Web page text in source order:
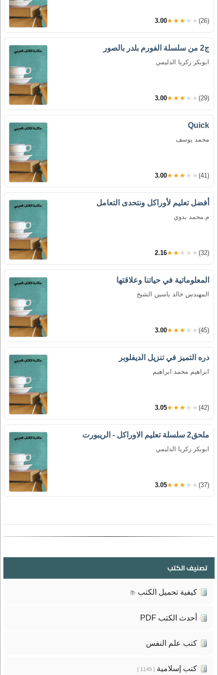
3.00★★★★★ (26)
ج2 من سلسلة الفورم بلدر بالصور
ابوبكر زكريا الدليمي
3.00★★★★★ (29)
Quick
محمد يوسف
3.00★★★★★ (41)
أفضل تعليم لأوراكل ونتحدى التعامل
م.محمد بدوي
2.16★★★★★ (32)
المعلوماتية في حياتنا وعلاقتها
المهندس خالد ياسين الشيخ
3.00★★★★★ (45)
دره التميز في تنزيل الديفلوبر
ابراهيم محمد ابراهيم
3.05★★★★★ (42)
ملحق2 سلسلة تعليم الاوراكل - الريبورت
ابوبكر زكريا الدليمي
3.05★★★★★ (37)
تصنيف الكتب
كيفية تحميل الكتب 📚
أحدث الكتب PDF
كتب علم النفس
كتب إسلامية[ 1149 ]